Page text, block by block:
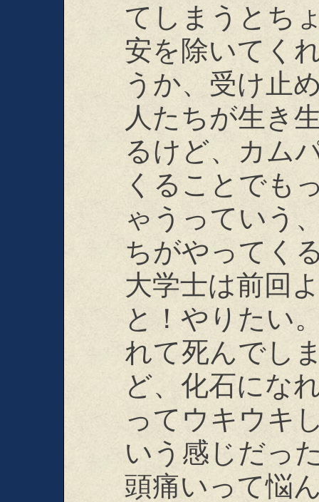
てしまうとち
安を除いてく
うか、受け止
人たちが生き
るけど、カム
くることでも
ゃうっていう
ちがやってく
大学士は前回
と！やりたい
れて死んでし
ど、化石にな
ってウキウキ
いう感じだっ
頭痛いって悩